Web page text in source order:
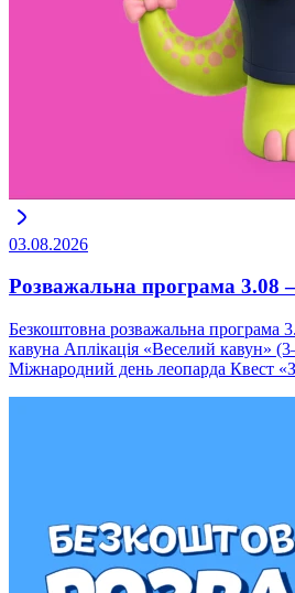
03.08.2026
Розважальна програма 3.08
Безкоштовна розважальна програма
кавуна Аплікація «Веселий кавун»
Міжнародний день леопарда Квест